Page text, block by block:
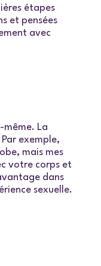
étapes
et pensées
avec
même. La
exemple,
mais mes
votre corps et
dans
sexuelle.